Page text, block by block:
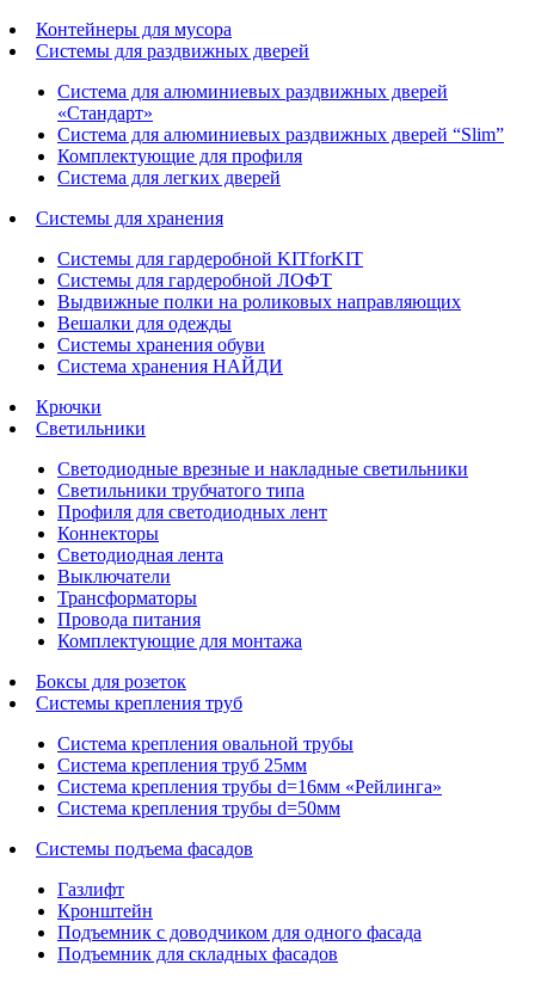
Контейнеры для мусора
Системы для раздвижных дверей
Система для алюминиевых раздвижных дверей
«Стандарт»
Система для алюминиевых раздвижных дверей “Slim”
Комплектующие для профиля
Система для легких дверей
Системы для хранения
Системы для гардеробной KITforKIT
Системы для гардеробной ЛОФТ
Выдвижные полки на роликовых направляющих
Вешалки для одежды
Системы хранения обуви
Система хранения НАЙДИ
Крючки
Светильники
Светодиодные врезные и накладные светильники
Светильники трубчатого типа
Профиля для светодиодных лент
Коннекторы
Светодиодная лента
Выключатели
Трансформаторы
Провода питания
Комплектующие для монтажа
Боксы для розеток
Системы крепления труб
Система крепления овальной трубы
Система крепления труб 25мм
Система крепления трубы d=16мм «Рейлинга»
Система крепления трубы d=50мм
Системы подъема фасадов
Газлифт
Кронштейн
Подъемник с доводчиком для одного фасада
Подъемник для складных фасадов